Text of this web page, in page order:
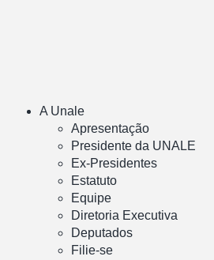
A Unale
Apresentação
Presidente da UNALE
Ex-Presidentes
Estatuto
Equipe
Diretoria Executiva
Deputados
Filie-se